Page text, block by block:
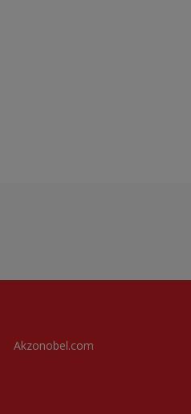
Akzonobel.com